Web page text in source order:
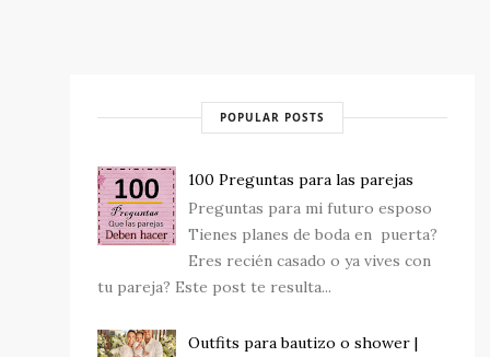
POPULAR POSTS
100 Preguntas para las parejas
Preguntas para mi futuro esposo
Tienes planes de boda en puerta?
Eres recién casado o ya vives con
tu pareja? Este post te resulta...
Outfits para bautizo o shower |